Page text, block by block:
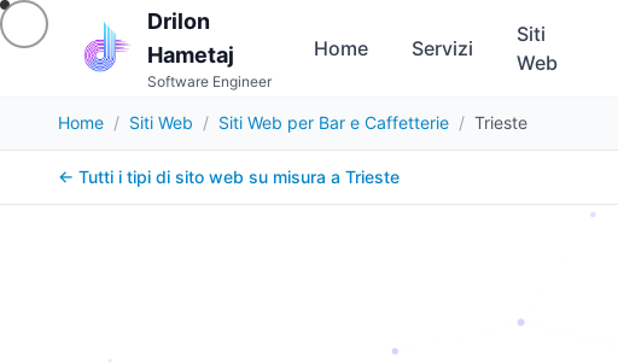
Drilon
Hametaj
Software Engineer
Home Servizi
Siti
Web
Home / Siti Web / Siti Web per Bar e Caffetterie / Trieste
← Tutti i tipi di sito web su misura a Trieste